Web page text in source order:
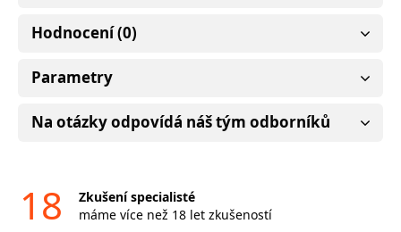
Hodnocení (0)
Parametry
Na otázky odpovídá náš tým odborníků
18
Zkušení specialisté
máme více než 18 let zkušeností